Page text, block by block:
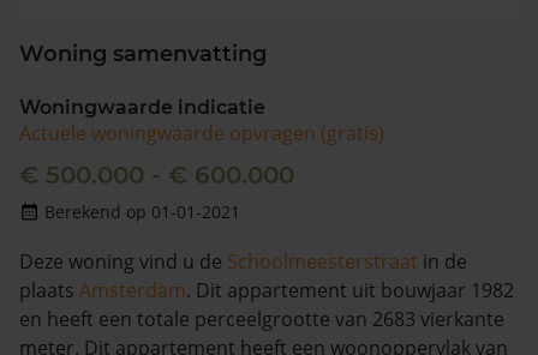
Woning samenvatting
Woningwaarde indicatie
Actuele woningwaarde opvragen (gratis)
€ 500.000 - € 600.000
Berekend op 01-01-2021
Deze woning vind u de Schoolmeesterstraat in de
plaats Amsterdam. Dit appartement uit bouwjaar 1982
en heeft een totale perceelgrootte van 2683 vierkante
meter. Dit appartement heeft een woonoppervlak van